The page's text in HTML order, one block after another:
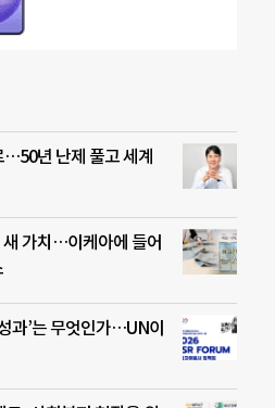
…50년 난제 풀고 세계
새 가치…이케아에 들어
과’는 무엇인가…UN이